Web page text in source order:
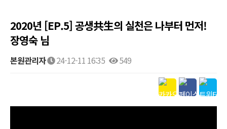
2020년 [EP.5] 공생共生의 실천은 나부터 먼저!
장영숙 님
본원관리자 24-12-11 16:35 549